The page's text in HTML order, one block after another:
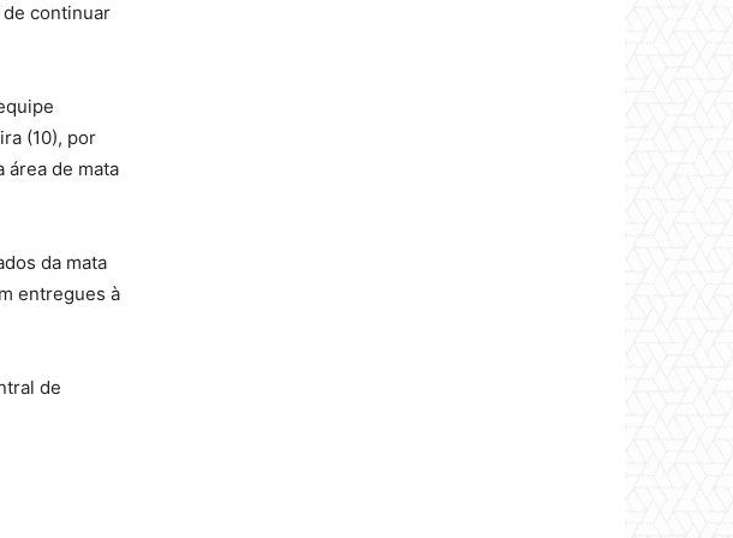
continuar
(10), por
área de mata
da mata
entregues à
de